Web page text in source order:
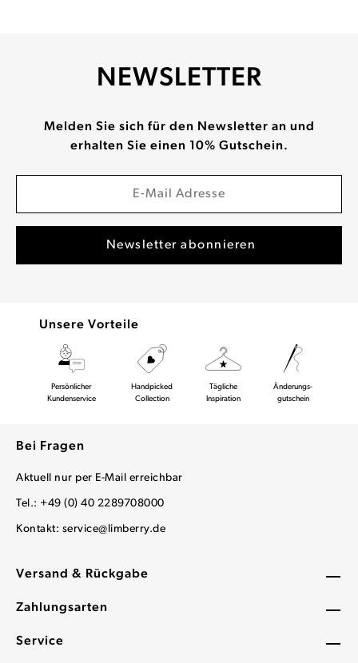
Versand & Rückgabe
Zahlungsarten
Service
NEWSLETTER
Melden Sie sich für den Newsletter an und
erhalten Sie einen 10% Gutschein.
Unsere Vorteile
Persönlicher
Kundenservice
Handpicked
Collection
Tägliche
Inspiration
Änderungs-
gutschein
Bei Fragen
Aktuell nur per E-Mail erreichbar
Tel.: +49 (0) 40 2289708000
Kontakt: service@limberry.de